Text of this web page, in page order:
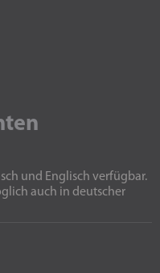
und Englisch verfügbar.
auch in deutscher